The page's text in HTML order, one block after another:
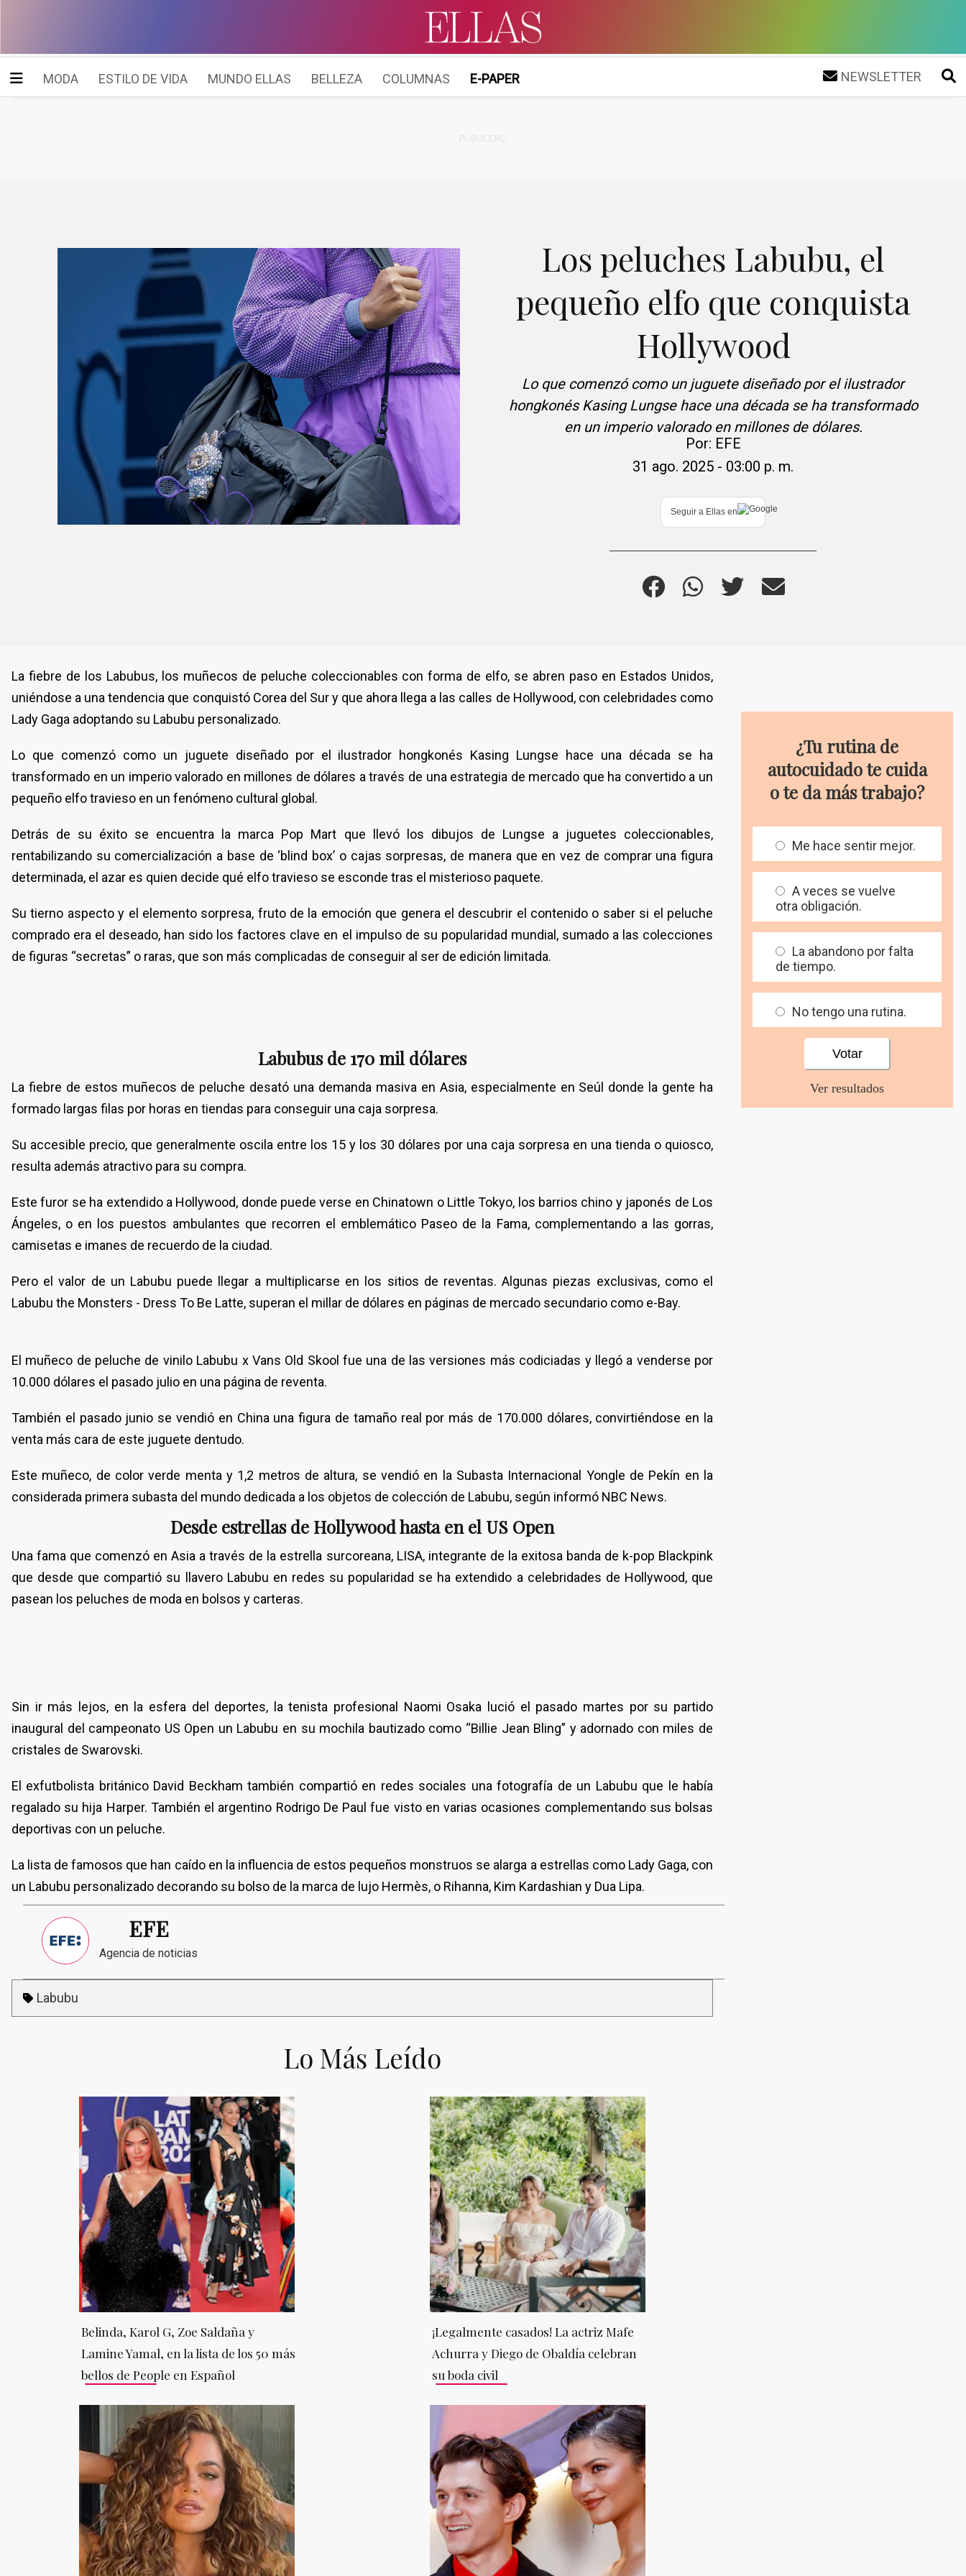
MODA ESTILO DE VIDA MUNDO ELLAS BELLEZA COLUMNAS E-PAPER NEWSLETTER
PUBLICIDAD
Los peluches Labubu, el
pequeño elfo que conquista
Hollywood
Lo que comenzó como un juguete diseñado por el ilustrador
hongkonés Kasing Lungse hace una década se ha transformado
en un imperio valorado en millones de dólares.
Por: EFE
31 ago. 2025 - 03:00 p. m.
Seguir a Ellas en
La fiebre de los Labubus, los muñecos de peluche coleccionables con forma de elfo, se abren paso en Estados Unidos,
uniéndose a una tendencia que conquistó Corea del Sur y que ahora llega a las calles de Hollywood, con celebridades como
Lady Gaga adoptando su Labubu personalizado.
Lo que comenzó como un juguete diseñado por el ilustrador hongkonés Kasing Lungse hace una década se ha
transformado en un imperio valorado en millones de dólares a través de una estrategia de mercado que ha convertido a un
pequeño elfo travieso en un fenómeno cultural global.
Detrás de su éxito se encuentra la marca Pop Mart que llevó los dibujos de Lungse a juguetes coleccionables,
rentabilizando su comercialización a base de ‘blind box’ o cajas sorpresas, de manera que en vez de comprar una figura
determinada, el azar es quien decide qué elfo travieso se esconde tras el misterioso paquete.
Su tierno aspecto y el elemento sorpresa, fruto de la emoción que genera el descubrir el contenido o saber si el peluche
comprado era el deseado, han sido los factores clave en el impulso de su popularidad mundial, sumado a las colecciones
de figuras “secretas” o raras, que son más complicadas de conseguir al ser de edición limitada.
Labubus de 170 mil dólares
La fiebre de estos muñecos de peluche desató una demanda masiva en Asia, especialmente en Seúl donde la gente ha
formado largas filas por horas en tiendas para conseguir una caja sorpresa.
Su accesible precio, que generalmente oscila entre los 15 y los 30 dólares por una caja sorpresa en una tienda o quiosco,
resulta además atractivo para su compra.
Este furor se ha extendido a Hollywood, donde puede verse en Chinatown o Little Tokyo, los barrios chino y japonés de Los
Ángeles, o en los puestos ambulantes que recorren el emblemático Paseo de la Fama, complementando a las gorras,
camisetas e imanes de recuerdo de la ciudad.
Pero el valor de un Labubu puede llegar a multiplicarse en los sitios de reventas. Algunas piezas exclusivas, como el
Labubu the Monsters - Dress To Be Latte, superan el millar de dólares en páginas de mercado secundario como e-Bay.
El muñeco de peluche de vinilo Labubu x Vans Old Skool fue una de las versiones más codiciadas y llegó a venderse por
10.000 dólares el pasado julio en una página de reventa.
También el pasado junio se vendió en China una figura de tamaño real por más de 170.000 dólares, convirtiéndose en la
venta más cara de este juguete dentudo.
Este muñeco, de color verde menta y 1,2 metros de altura, se vendió en la Subasta Internacional Yongle de Pekín en la
considerada primera subasta del mundo dedicada a los objetos de colección de Labubu, según informó NBC News.
Desde estrellas de Hollywood hasta en el US Open
Una fama que comenzó en Asia a través de la estrella surcoreana, LISA, integrante de la exitosa banda de k-pop Blackpink
que desde que compartió su llavero Labubu en redes su popularidad se ha extendido a celebridades de Hollywood, que
pasean los peluches de moda en bolsos y carteras.
Sin ir más lejos, en la esfera del deportes, la tenista profesional Naomi Osaka lució el pasado martes por su partido
inaugural del campeonato US Open un Labubu en su mochila bautizado como “Billie Jean Bling” y adornado con miles de
cristales de Swarovski.
El exfutbolista británico David Beckham también compartió en redes sociales una fotografía de un Labubu que le había
regalado su hija Harper. También el argentino Rodrigo De Paul fue visto en varias ocasiones complementando sus bolsas
deportivas con un peluche.
La lista de famosos que han caído en la influencia de estos pequeños monstruos se alarga a estrellas como Lady Gaga, con
un Labubu personalizado decorando su bolso de la marca de lujo Hermès, o Rihanna, Kim Kardashian y Dua Lipa.
EFE
Agencia de noticias
Labubu
Lo Más Leído
Belinda, Karol G, Zoe Saldaña y
Lamine Yamal, en la lista de los 50 más
bellos de People en Español
¡Legalmente casados! La actriz Mafe
Achurra y Diego de Obaldía celebran
su boda civil
¿Tu rutina de
autocuidado te cuida
o te da más trabajo?
Me hace sentir mejor.
A veces se vuelve
otra obligación.
La abandono por falta
de tiempo.
No tengo una rutina.
Ver resultados